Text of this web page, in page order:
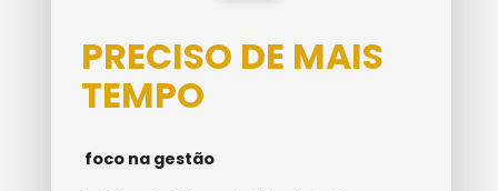
PRECISO DE MAIS
TEMPO
foco na gestão